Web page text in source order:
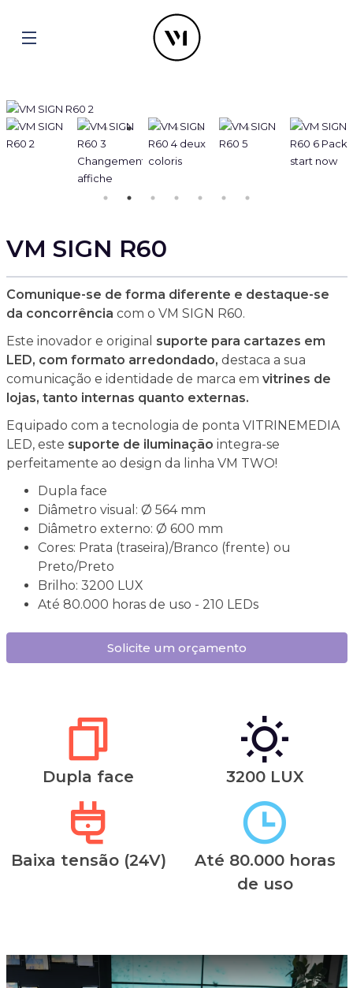
VM SIGN R60
Comunique-se de forma diferente e destaque-se
da concorrência com o VM SIGN R60.
Este inovador e original suporte para cartazes em
LED, com formato arredondado, destaca a sua
comunicação e identidade de marca em vitrines de
lojas, tanto internas quanto externas.
Equipado com a tecnologia de ponta VITRINEMEDIA
LED, este suporte de iluminação integra-se
perfeitamente ao design da linha VM TWO!
Dupla face
Diâmetro visual: Ø 564 mm
Diâmetro externo: Ø 600 mm
Cores: Prata (traseira)/Branco (frente) ou
Preto/Preto
Brilho: 3200 LUX
Até 80.000 horas de uso - 210 LEDs
Solicite um orçamento
Dupla face 3200 LUX
Baixa tensão (24V)
Até 80.000 horas
de uso